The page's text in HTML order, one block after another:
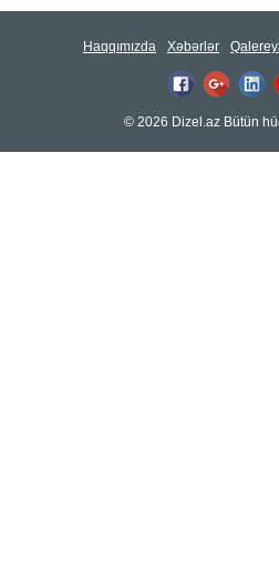
Haqqımızda Xəbərlər
© 2026 Dizel.az Bütün